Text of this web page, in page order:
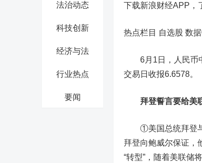
法治动态
科技创新
经济与法
行业热点
要闻
下载新浪财经APP，
热点栏目 自选股 数
6月1日， 人民币
交易日收报6.6578。
拜登誓言要给美
①美国总统拜登与
拜登向鲍威尔保证，
“转型”，随着美联储